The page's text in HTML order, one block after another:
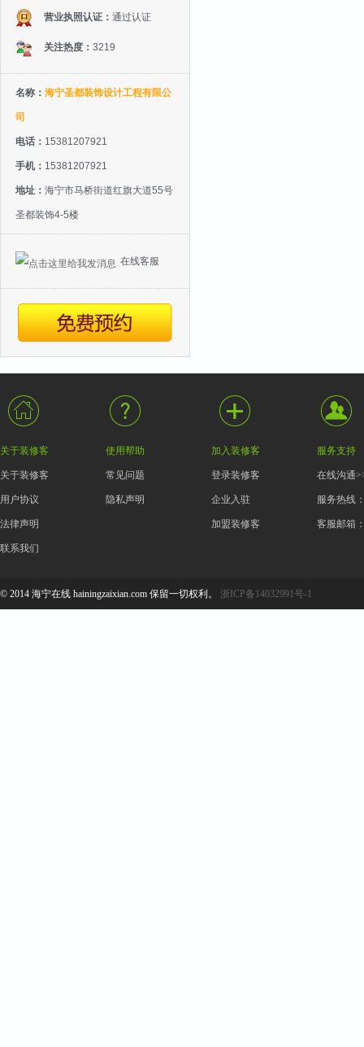
营业执照认证： 通过认证
关注热度： 3219
名称： 海宁圣都装饰设计工程有限公
司
电话： 15381207921
手机： 15381207921
地址： 海宁市马桥街道红旗大道55号
圣都装饰4-5楼
在线客服
关于装修客
关于装修客
用户协议
法律声明
联系我们
使用帮助
常见问题
隐私声明
加入装修客
登录装修客
企业入驻
加盟装修客
服务支持
在线沟通
服务热线
客服邮箱
© 2014 海宁在线 hainingzaixian.com 保留一切权利。 浙ICP备14032991号-1